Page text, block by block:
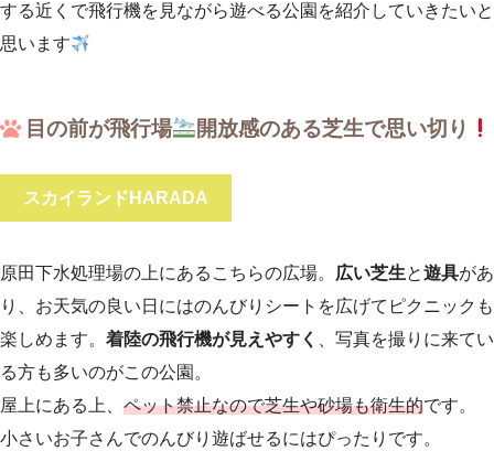
する近くで飛行機を見ながら遊べる公園を紹介していきたいと
思います
目の前が飛行場 開放感のある芝生で思い切り
スカイランドHARADA
原田下水処理場の上にあるこちらの広場。 広い芝生と遊具があ
り、お天気の良い日にはのんびりシートを広げてピクニックも
楽しめます。 着陸の飛行機が見えやすく
、写真を撮りに来てい
る方も多いのがこの公園。
屋上にある上、 ペット禁止なので芝生や砂場も衛生的です。
小さいお子さんでのんびり遊ばせるにはぴったりです。